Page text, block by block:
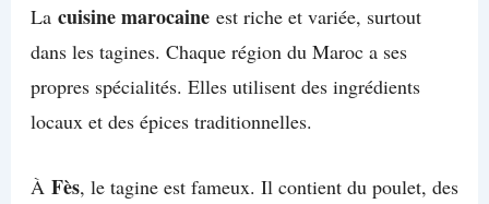
La cuisine marocaineest riche et variée, surtout
dans les tagines. Chaque région du Maroc a ses
propres spécialités. Elles utilisent des ingrédients
locaux et des épices traditionnelles.
À Fès, le tagine est fameux. Il contient du poulet, des